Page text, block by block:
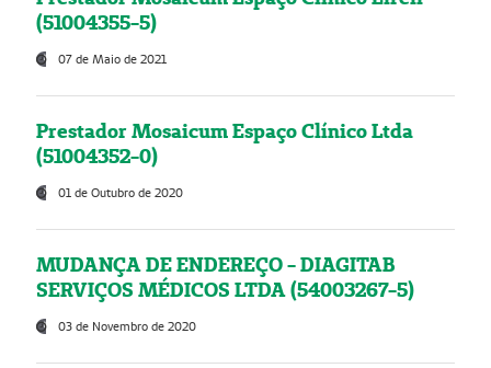
(51004355-5)
07 de Maio de 2021
Prestador Mosaicum Espaço Clínico Ltda
(51004352-0)
01 de Outubro de 2020
MUDANÇA DE ENDEREÇO - DIAGITAB
SERVIÇOS MÉDICOS LTDA (54003267-5)
03 de Novembro de 2020